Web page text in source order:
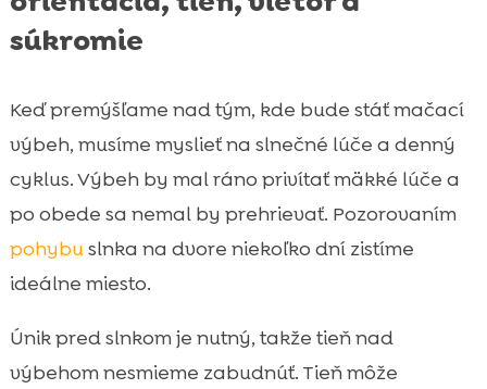
súkromie
Keď premýšľame nad tým, kde bude stáť mačací
výbeh, musíme myslieť na slnečné lúče a denný
cyklus. Výbeh by mal ráno privítať mäkké lúče a
po obede sa nemal by prehrievať. Pozorovaním
pohybuslnka na dvore niekoľko dní zistíme
ideálne miesto.
Únik pred slnkom je nutný, takže tieň nad
výbehom nesmieme zabudnúť. Tieň môže